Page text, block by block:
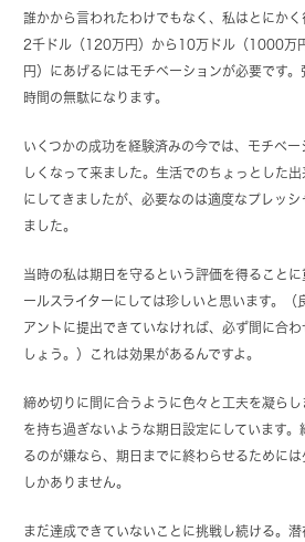
誰かから言われたわけでもなく、私はとにか
2千ドル（120万円）から10万ドル（1000万
円）にあげるにはモチベーションが必要です
時間の無駄になります。
いくつかの成功を経験済みの今では、モチベ
しくなって来ました。生活でのちょっとした
にしてきましたが、必要なのは適度なプレッ
ました。
当時の私は期日を守るという評価を得ること
ールスライターにしては珍しいと思います。（
アントに提出できていなければ、必ず間に合
しょう。）これは効果があるんですよ。
締め切りに間に合うように色々と工夫を凝ら
を持ち過ぎないような期日設定にしています
るのが嫌なら、期日までに終わらせるためには
しかありません。
まだ達成できていないことに挑戦し続ける。